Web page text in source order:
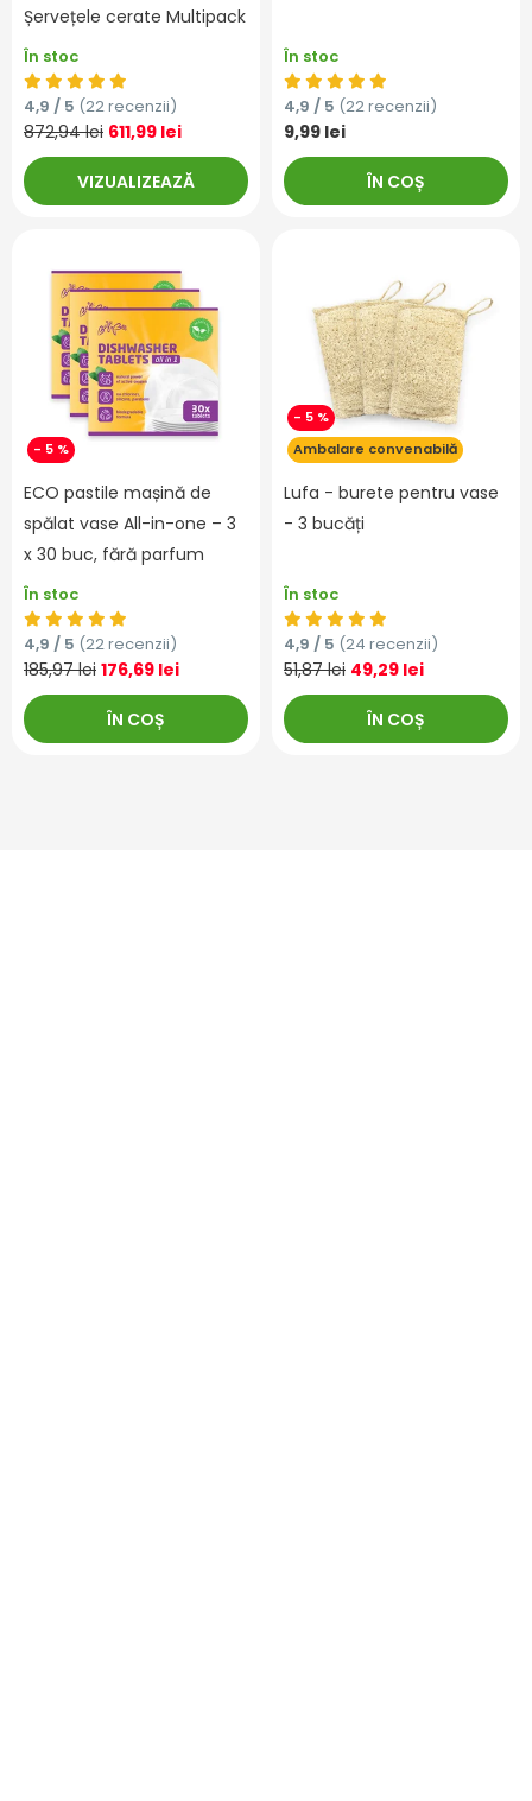
Șervețele cerate Multipack
În stoc
4,9 / 5 (22 recenzii)
872,94 lei 611,99 lei
VIZUALIZEAZĂ
În stoc
4,9 / 5 (22 recenzii)
9,99 lei
ÎN COȘ
- 5 %
ECO pastile mașină de
spălat vase All-in-one – 3
x 30 buc, fără parfum
În stoc
4,9 / 5 (22 recenzii)
185,97 lei 176,69 lei
ÎN COȘ
- 5 %
Ambalare convenabilă
Lufa - burete pentru vase
- 3 bucăți
În stoc
4,9 / 5 (24 recenzii)
51,87 lei 49,29 lei
ÎN COȘ